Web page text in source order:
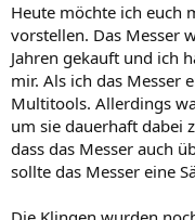
Heute möchte ich euch
vorstellen. Das Messer
Jahren gekauft und ich
mir. Als ich das Messer
Multitools. Allerdings
um sie dauerhaft dabei
dass das Messer auch
sollte das Messer eine